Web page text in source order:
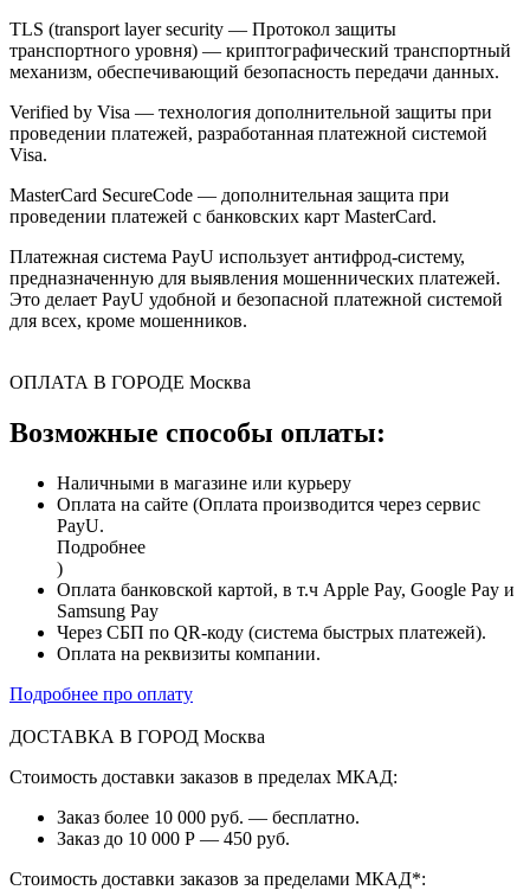
TLS (transport layer security — Протокол защиты
транспортного уровня) — криптографический транспортный
механизм, обеспечивающий безопасность передачи данных.
Verified by Visa — технология дополнительной защиты при
проведении платежей, разработанная платежной системой
Visa.
MasterCard SecureCode — дополнительная защита при
проведении платежей с банковских карт MasterCard.
Платежная система PayU использует антифрод-систему,
предназначенную для выявления мошеннических платежей.
Это делает PayU удобной и безопасной платежной системой
для всех, кроме мошенников.
ОПЛАТА В ГОРОДЕ Москва
Возможные способы оплаты:
Наличными в магазине или курьеру
Оплата на сайте (Оплата производится через сервис
PayU.
Подробнее
)
Оплата банковской картой, в т.ч Apple Pay, Google Pay и
Samsung Pay
Через СБП по QR-коду (система быстрых платежей).
Оплата на реквизиты компании.
Подробнее про оплату
ДОСТАВКА В ГОРОД Москва
Стоимость доставки заказов в пределах МКАД:
Заказ более 10 000 руб. — бесплатно.
Заказ до 10 000 Р — 450 руб.
Стоимость доставки заказов за пределами МКАД*: